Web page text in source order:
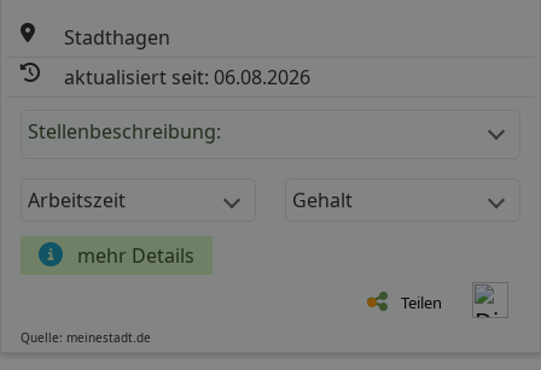
Stadthagen
aktualisiert seit: 06.08.2026
Stellenbeschreibung:
Arbeitszeit Gehalt
mehr Details
Teilen
Quelle: meinestadt.de